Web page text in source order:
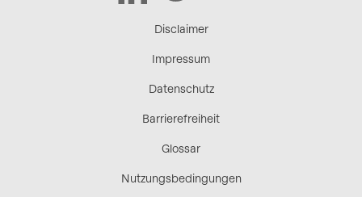
Disclaimer
Impressum
Datenschutz
Barrierefreiheit
Glossar
Nutzungsbedingungen